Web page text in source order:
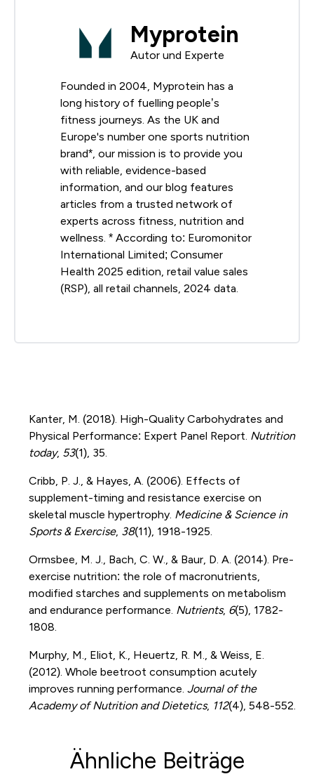
Myprotein
Autor und Experte
Founded in 2004, Myprotein has a
long history of fuelling people’s
fitness journeys. As the UK and
Europe's number one sports nutrition
brand*, our mission is to provide you
with reliable, evidence-based
information, and our blog features
articles from a trusted network of
experts across fitness, nutrition and
wellness. * According to: Euromonitor
International Limited; Consumer
Health 2025 edition, retail value sales
(RSP), all retail channels, 2024 data.
Kanter, M. (2018). High-Quality Carbohydrates and
Physical Performance: Expert Panel Report. Nutrition
today, 53(1), 35.
Cribb, P. J., & Hayes, A. (2006). Effects of
supplement-timing and resistance exercise on
skeletal muscle hypertrophy. Medicine & Science in
Sports & Exercise, 38(11), 1918-1925.
Ormsbee, M. J., Bach, C. W., & Baur, D. A. (2014). Pre-
exercise nutrition: the role of macronutrients,
modified starches and supplements on metabolism
and endurance performance. Nutrients, 6(5), 1782-
1808.
Murphy, M., Eliot, K., Heuertz, R. M., & Weiss, E.
(2012). Whole beetroot consumption acutely
improves running performance. Journal of the
Academy of Nutrition and Dietetics, 112(4), 548-552.
Ähnliche Beiträge